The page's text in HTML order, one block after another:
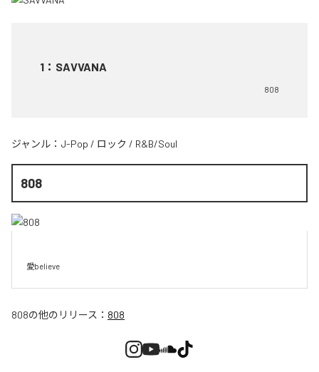
1 ： SAVVANA
808
ジャンル： J-Pop / ロック / R&B/Soul
808
愛believe
808の他のリリース： 808